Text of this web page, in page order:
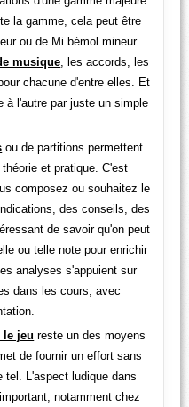
la gamme, cela peut être
ou de Mi bémol mineur.
musique, les accords, les
chacune d'entre elles. Et
à l'autre par juste un simple
ou de partitions permettent
et pratique. C'est
composez ou souhaitez le
des conseils, des
de savoir qu'on peut
ou telle note pour enrichir
analyses s'appuient sur
dans les cours, avec
le jeu reste un des moyens
de fournir un effort sans
tel. L'aspect ludique dans
notamment chez